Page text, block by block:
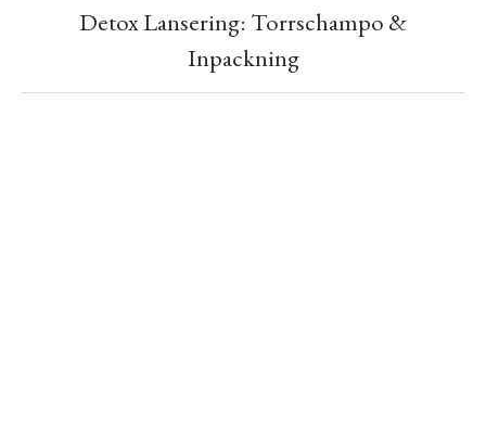
Detox Lansering: Torrschampo &
Inpackning